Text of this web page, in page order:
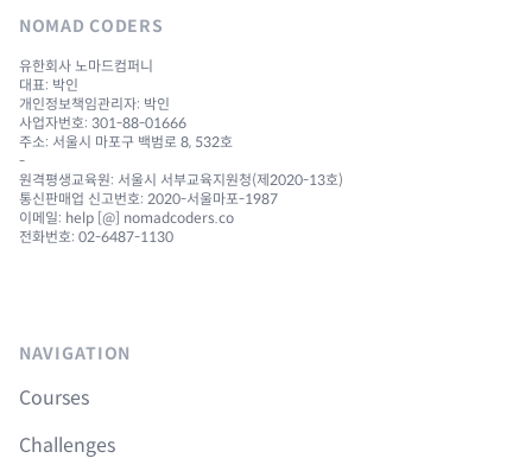
NOMAD CODERS
유한회사 노마드컴퍼니
대표: 박인
개인정보책임관리자: 박인
사업자번호: 301-88-01666
주소: 서울시 마포구 백범로 8, 532호
-
원격평생교육원: 서울시 서부교육지원청(제2020-13호)
통신판매업 신고번호: 2020-서울마포-1987
이메일: help [@] nomadcoders.co
전화번호: 02-6487-1130
NAVIGATION
Courses
Challenges